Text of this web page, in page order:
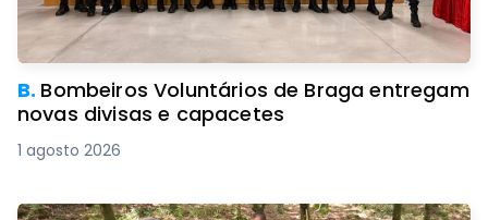
B. Bombeiros Voluntários de Braga entregam
novas divisas e capacetes
1 agosto 2026